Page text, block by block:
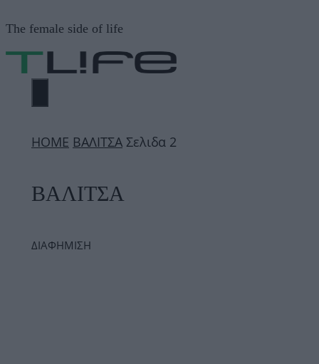
σε
περιεχόμενο
The female side of life
ΜΕΝΟΎ
ΗΟΜΕ ΒΑΛΙΤΣΑ Σελιδα 2
ΒΑΛΙΤΣΑ
ΔΙΑΦΗΜΙΣΗ